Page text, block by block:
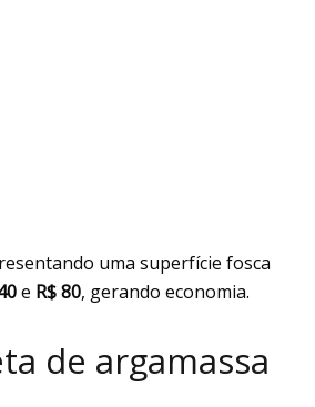
uma superfície fosca
e R$ 80, gerando economia.
de argamassa